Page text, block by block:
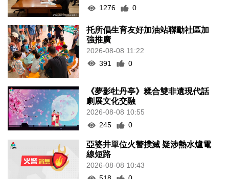
1276
0
托所倡生育友好加油站聯動社區加
強推廣
2026-08-08 11:22
391
0
《夢影牡丹亭》糅合雙非遺現代話
劇展文化交融
2026-08-08 10:55
245
0
亞婆井單位火警撲滅 疑涉熱水爐電
線短路
2026-08-08 10:43